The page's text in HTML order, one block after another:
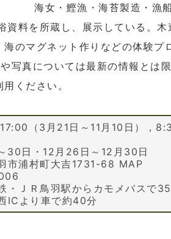
海女・鰹漁・海苔製造・漁
料を所蔵し、展示している。
のマグネット作りなどの体験プ
写真については最新の情報とは
ください。
（3月21日～11月10日），
30日・12月26日～12月30日
市浦村町大吉1731-68 MAP
・ＪＲ鳥羽駅からカモメバスで
ICより車で約40分